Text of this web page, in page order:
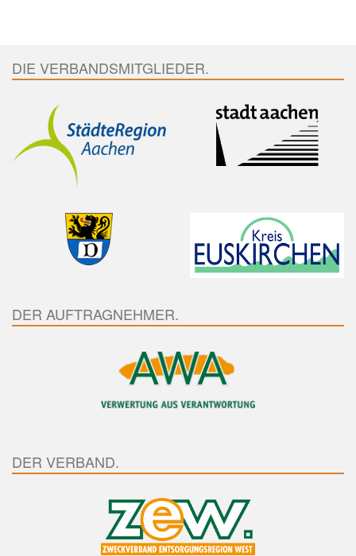
DIE VERBANDSMITGLIEDER.
DER AUFTRAGNEHMER.
DER VERBAND.